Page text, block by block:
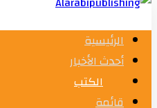
الرئيسية
أحدث الأخبار
الكتب
قائمة